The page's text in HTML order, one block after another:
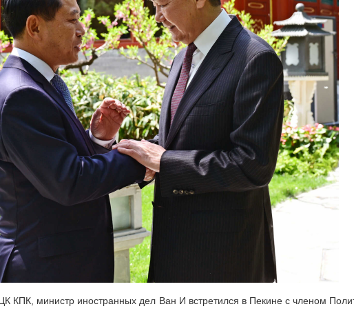
КПК, министр иностранных дел Ван И встретился в Пекине с членом